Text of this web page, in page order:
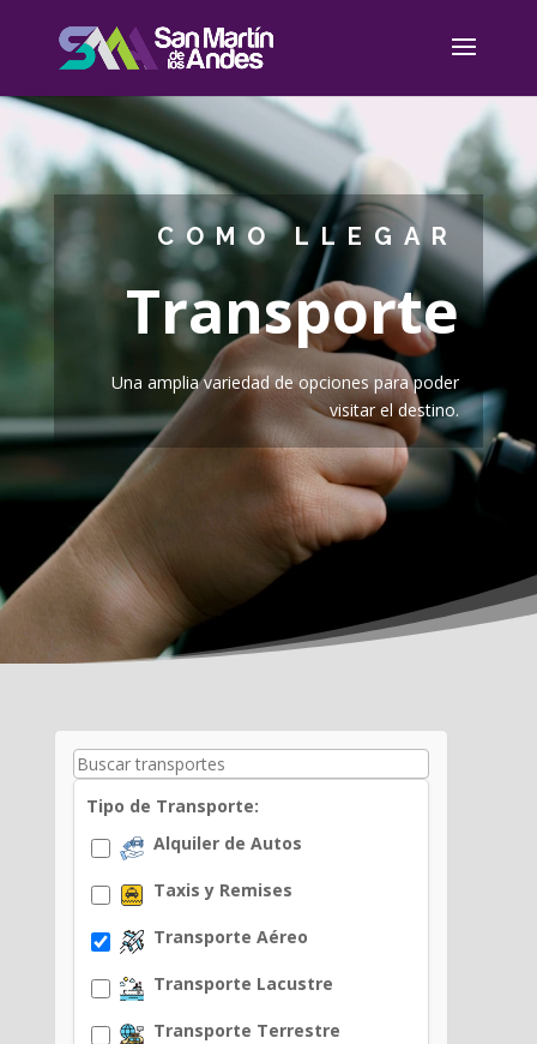
Reproductor
COMO LLEGAR
Transporte
Una amplia variedad de opciones para poder
visitar el destino.
Tipo de Transporte:
Alquiler de Autos
Taxis y Remises
Transporte Aéreo
Transporte Lacustre
Transporte Terrestre